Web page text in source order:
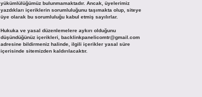
yükümlülüğümüz bulunmamaktadır. Ancak, üyelerimiz
yazdıkları içeriklerin sorumluluğunu taşımakta olup, siteye
üye olarak bu sorumluluğu kabul etmiş sayılırlar.
Hukuka ve yasal düzenlemelere aykırı olduğunu
düşündüğünüz içerikleri, backlinkpanelicomtr@gmail.com
adresine bildirmeniz halinde, ilgili içerikler yasal süre
içerisinde sitemizden kaldırılacaktır.